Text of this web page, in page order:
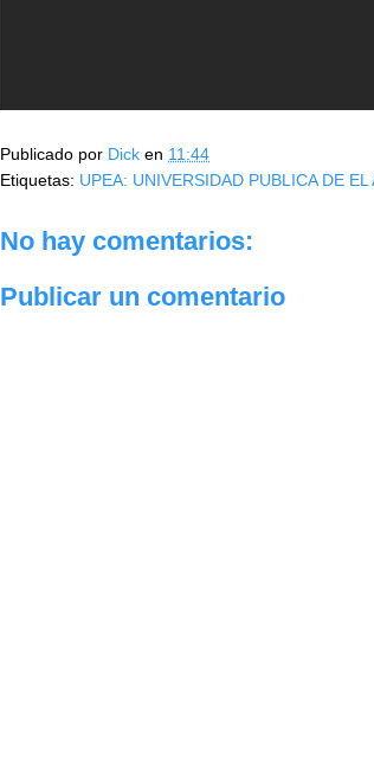
Publicado por Dick en 11:44
Etiquetas: UPEA: UNIVERSIDAD PUBLICA DE EL
No hay comentarios:
Publicar un comentario